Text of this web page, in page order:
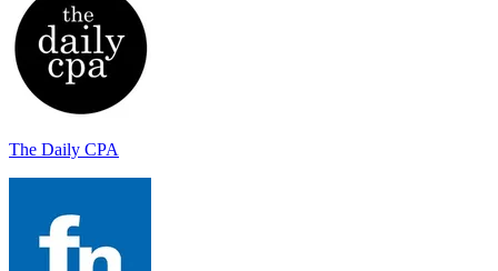
The Daily CPA